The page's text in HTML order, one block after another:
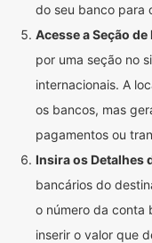
do seu banco para
Acesse a Seção
por uma seção no
internacionais. A
os bancos, mas
pagamentos ou
Insira os Detalhes
bancários do
o número da conta
inserir o valor que